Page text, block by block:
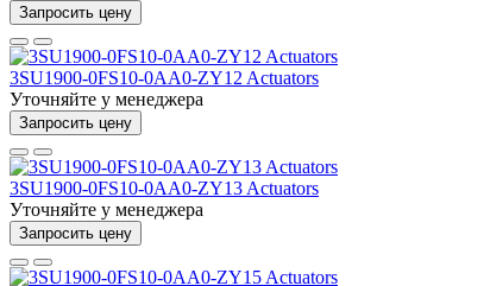
Запросить цену
3SU1900-0FS10-0AA0-ZY12 Actuators
Уточняйте у менеджера
Запросить цену
3SU1900-0FS10-0AA0-ZY13 Actuators
Уточняйте у менеджера
Запросить цену